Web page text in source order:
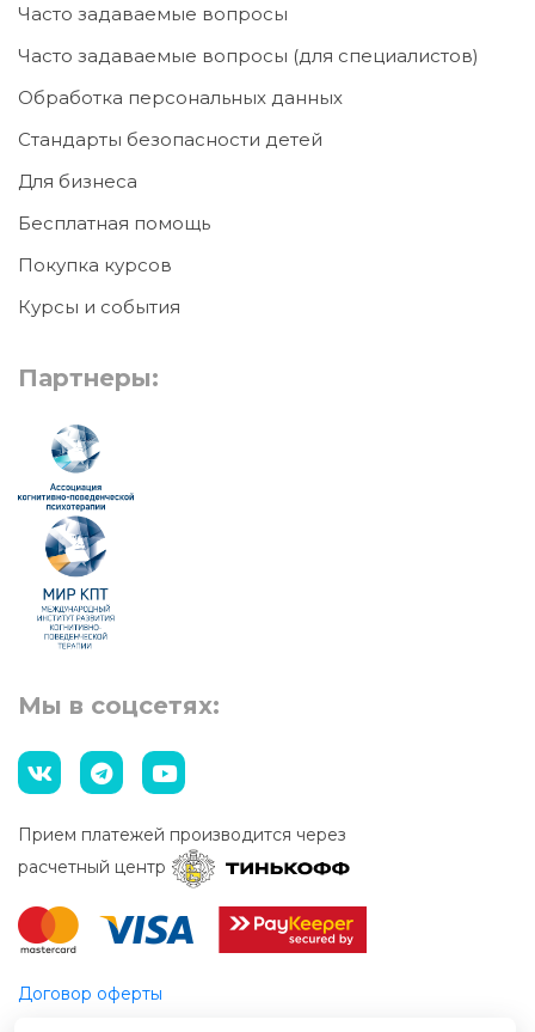
Часто задаваемые вопросы
Часто задаваемые вопросы (для специалистов)
Обработка персональных данных
Стандарты безопасности детей
Для бизнеса
Бесплатная помощь
Покупка курсов
Курсы и события
Партнеры:
Мы в соцсетях:
Прием платежей производится через
расчетный центр
Договор оферты